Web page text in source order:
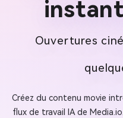
Ouvertures
Créez du contenu movie
flux de travail IA de